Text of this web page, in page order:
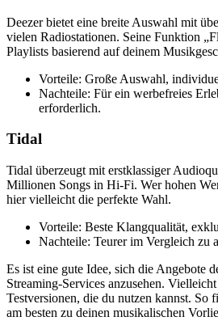
Deezer bietet eine breite Auswahl mit
vielen Radiostationen. Seine Funktion
Playlists basierend auf deinem
Vorteile: Große Auswahl,
Nachteile: Für ein werbefreies
erforderlich.
Tidal
Tidal überzeugt mit erstklassiger
Millionen Songs in Hi-Fi. Wer hohen
hier vielleicht die perfekte Wahl.
Vorteile: Beste Klangqualität,
Nachteile: Teurer im Vergleich zu
Es ist eine gute Idee, sich die Angebote
Streaming-Services anzusehen.
Testversionen, die du nutzen kannst. So
am besten zu deinen musikalischen